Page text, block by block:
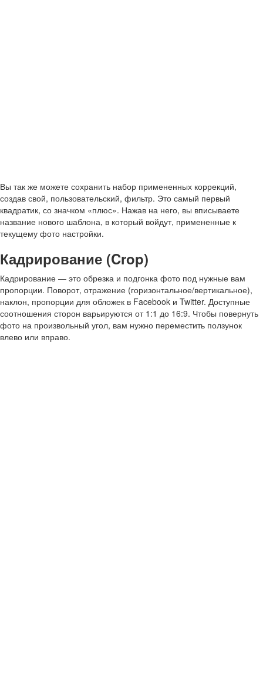
Вы так же можете сохранить набор примененных коррекций,
создав свой, пользовательский, фильтр. Это самый первый
квадратик, со значком «плюс». Нажав на него, вы вписываете
название нового шаблона, в который войдут, примененные к
текущему фото настройки.
Кадрирование (Crop)
Кадрирование — это обрезка и подгонка фото под нужные вам
пропорции. Поворот, отражение (горизонтальное/вертикальное),
наклон, пропорции для обложек в Facebook и Twitter. Доступные
соотношения сторон варьируются от 1:1 до 16:9. Чтобы повернуть
фото на произвольный угол, вам нужно переместить ползунок
влево или вправо.